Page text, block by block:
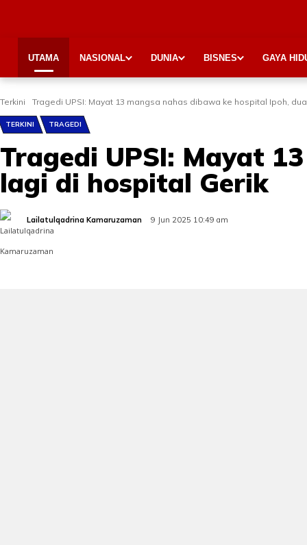
UTAMA NASIONAL DUNIA BISNES GAYA
Terkini Tragedi UPSI: Mayat 13 mangsa nahas dibawa ke hospital Ipoh,
TERKINI TRAGEDI
Tragedi UPSI: Mayat
lagi di hospital Gerik
Lailatulqadrina Kamaruzaman 9 Jun 2025 10:49 am
Share